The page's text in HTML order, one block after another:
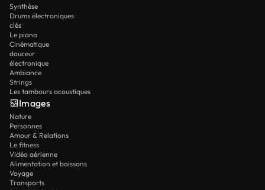
Synthèse
Drums électroniques
clés
Le piano
Cinématique
douceur
électronique
Ambiance
Strings
Les tambours acoustiques
Images
Nature
Personnes
Amour & Relations
Le fitness
Vidéo aérienne
Alimentation et boissons
Voyage
Transports